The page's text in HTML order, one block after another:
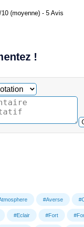
/10 (moyenne) - 5 Avis
!
facultatif
#Averse
#Eclair #Fort